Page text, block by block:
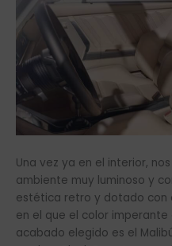
Una vez ya en el interior,
ambiente muy luminoso y
estética retro y dotado con
en el que el color imperante
acabado elegido es el